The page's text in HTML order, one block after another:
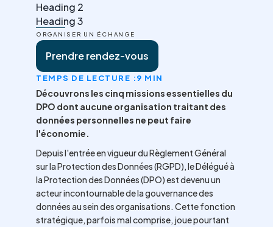
Heading 2
Heading 3
ORGANISER UN ÉCHANGE
Prendre rendez-vous
TEMPS DE LECTURE :9 MIN
Découvrons les cinq missions essentielles du
DPO dont aucune organisation traitant des
données personnelles ne peut faire
l'économie.
Depuis l'entrée en vigueur du Règlement Général
sur la Protection des Données (RGPD), le Délégué à
la Protection des Données (DPO) est devenu un
acteur incontournable de la gouvernance des
données au sein des organisations. Cette fonction
stratégique, parfois mal comprise, joue pourtant